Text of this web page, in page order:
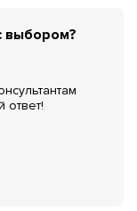
выбором?
ответ!